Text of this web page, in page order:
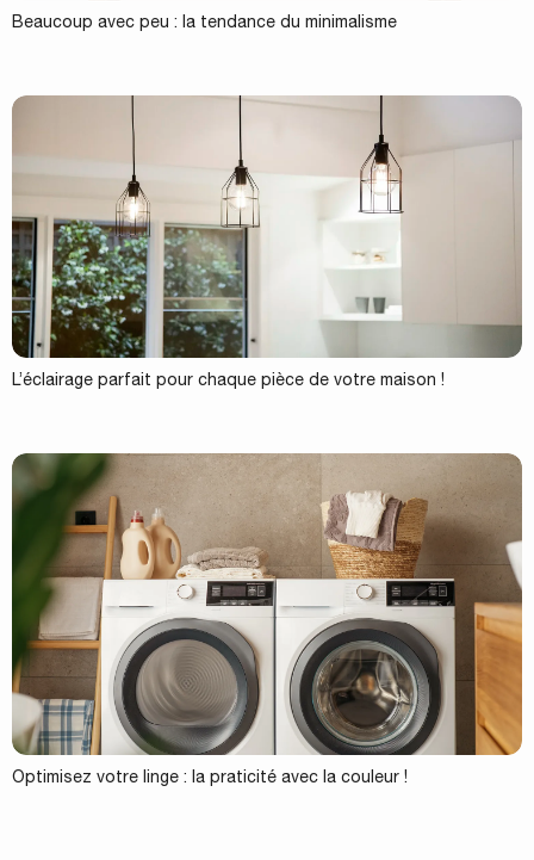
Beaucoup avec peu : la tendance du minimalisme
L’éclairage parfait pour chaque pièce de votre maison !
Optimisez votre linge : la praticité avec la couleur !